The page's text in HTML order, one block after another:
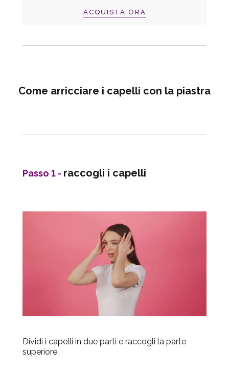
ACQUISTA ORA
Come arricciare i capelli con la piastra
Passo 1 - raccogli i capelli
Dividi i capelli in due parti e raccogli la parte
superiore.